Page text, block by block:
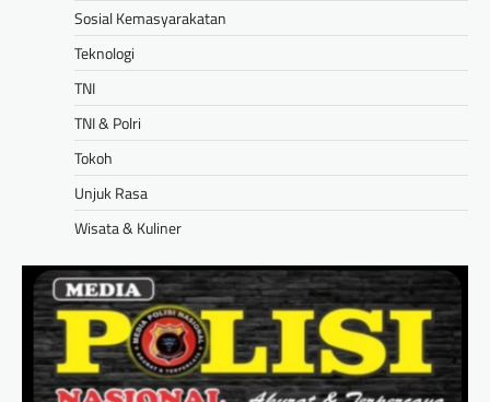
Sosial Kemasyarakatan
Teknologi
TNI
TNI & Polri
Tokoh
Unjuk Rasa
Wisata & Kuliner